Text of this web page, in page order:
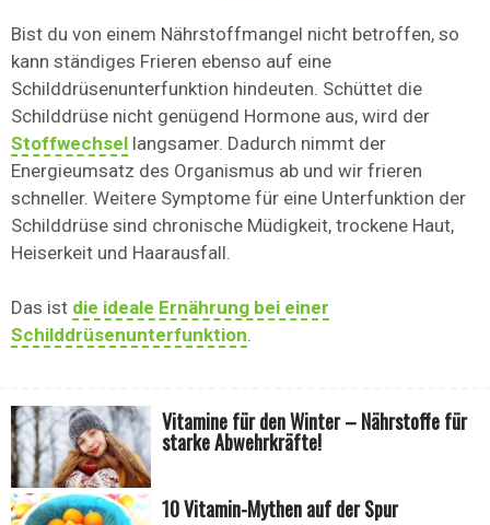
Bist du von einem Nährstoffmangel nicht betroffen, so
kann ständiges Frieren ebenso auf eine
Schilddrüsenunterfunktion hindeuten. Schüttet die
Schilddrüse nicht genügend Hormone aus, wird der
Stoffwechsel langsamer. Dadurch nimmt der
Energieumsatz des Organismus ab und wir frieren
schneller. Weitere Symptome für eine Unterfunktion der
Schilddrüse sind chronische Müdigkeit, trockene Haut,
Heiserkeit und Haarausfall.
Das ist die ideale Ernährung bei einer
Schilddrüsenunterfunktion.
Vitamine für den Winter – Nährstoffe für
starke Abwehrkräfte!
10 Vitamin-Mythen auf der Spur